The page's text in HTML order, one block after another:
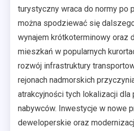
turystyczny wraca do normy po
można spodziewać się
wynajem krótkoterminowy oraz
mieszkań w popularnych
rozwój infrastruktury
rejonach nadmorskich
atrakcyjności tych lokalizacji dla
nabywców. Inwestycje w nowe
deweloperskie oraz